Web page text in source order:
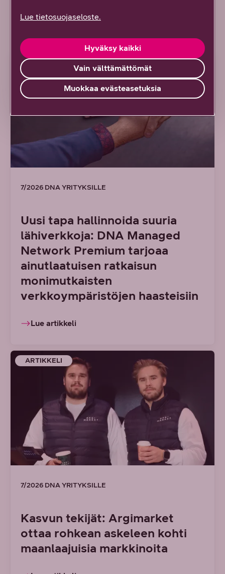
ARTIKKELI
7/2026 DNA YRITYKSILLE
Uusi tapa hallinnoida suuria
lähiverkkoja: DNA Managed
Network Premium tarjoaa
ainutlaatuisen ratkaisun
monimutkaisten
verkkoympäristöjen haasteisiin
Lue artikkeli
ARTIKKELI
7/2026 DNA YRITYKSILLE
Kasvun tekijät: Argimarket
ottaa rohkean askeleen kohti
maanlaajuisia markkinoita
Lue tietosuojaseloste.
Vain välttämättömät
Hyväksy kaikki
Muokkaa evästeasetuksia